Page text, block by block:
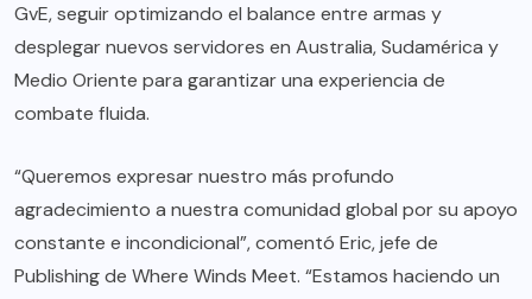
GvE, seguir optimizando el balance entre armas y
desplegar nuevos servidores en Australia, Sudamérica y
Medio Oriente para garantizar una experiencia de
combate fluida.
“Queremos expresar nuestro más profundo
agradecimiento a nuestra comunidad global por su apoyo
constante e incondicional”, comentó Eric, jefe de
Publishing de Where Winds Meet. “Estamos haciendo un